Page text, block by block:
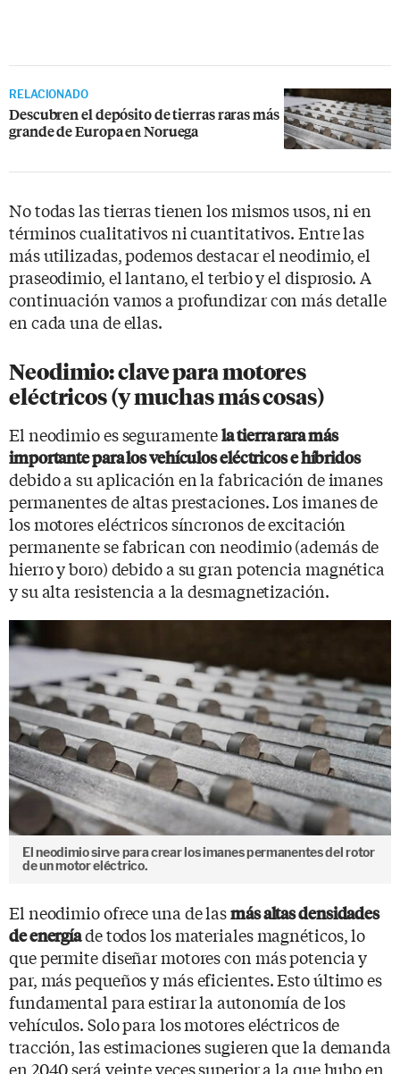
RELACIONADO
Descubren el depósito de tierras raras más
grande de Europa en Noruega
No todas las tierras tienen los mismos usos, ni en
términos cualitativos ni cuantitativos. Entre las
más utilizadas, podemos destacar el neodimio, el
praseodimio, el lantano, el terbio y el disprosio. A
continuación vamos a profundizar con más detalle
en cada una de ellas.
Neodimio: clave para motores
eléctricos (y muchas más cosas)
El neodimio es seguramentela tierra rara más
importante para los vehículos eléctricos e híbridos
debido a su aplicación en la fabricación de imanes
permanentes de altas prestaciones. Los imanes de
los motores eléctricos síncronos de excitación
permanente se fabrican con neodimio (además de
hierro y boro) debido a su gran potencia magnética
y su alta resistencia a la desmagnetización.
El neodimio sirve para crear los imanes permanentes del rotor
de un motor eléctrico.
El neodimio ofrece una de lasmás altas densidades
de energíade todos los materiales magnéticos, lo
que permite diseñar motores con más potencia y
par, más pequeños y más eficientes. Esto último es
fundamental para estirar la autonomía de los
vehículos. Solo para los motores eléctricos de
tracción, las estimaciones sugieren que la demanda
en 2040 será veinte veces superior a la que hubo en